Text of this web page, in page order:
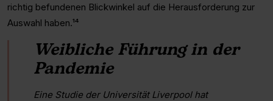
richtig befundenen Blickwinkel auf die Herausforderung zur
Auswahl haben.¹⁴
Weibliche Führung in der
Pandemie
Eine Studie der Universität Liverpool hat